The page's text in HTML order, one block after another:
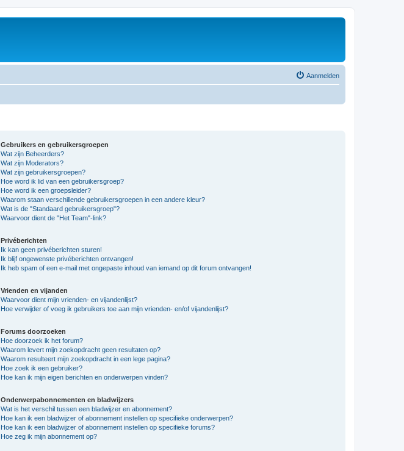
Aanmelden
Gebruikers en gebruikersgroepen
Wat zijn Beheerders?
Wat zijn Moderators?
Wat zijn gebruikersgroepen?
Hoe word ik lid van een gebruikersgroep?
Hoe word ik een groepsleider?
Waarom staan verschillende gebruikersgroepen in een andere kleur?
Wat is de "Standaard gebruikersgroep"?
Waarvoor dient de "Het Team"-link?
Privéberichten
Ik kan geen privéberichten sturen!
Ik blijf ongewenste privéberichten ontvangen!
Ik heb spam of een e-mail met ongepaste inhoud van iemand op dit forum ontvangen!
Vrienden en vijanden
Waarvoor dient mijn vrienden- en vijandenlijst?
Hoe verwijder of voeg ik gebruikers toe aan mijn vrienden- en/of vijandenlijst?
Forums doorzoeken
Hoe doorzoek ik het forum?
Waarom levert mijn zoekopdracht geen resultaten op?
Waarom resulteert mijn zoekopdracht in een lege pagina?
Hoe zoek ik een gebruiker?
Hoe kan ik mijn eigen berichten en onderwerpen vinden?
Onderwerpabonnementen en bladwijzers
Wat is het verschil tussen een bladwijzer en abonnement?
Hoe kan ik een bladwijzer of abonnement instellen op specifieke onderwerpen?
Hoe kan ik een bladwijzer of abonnement instellen op specifieke forums?
Hoe zeg ik mijn abonnement op?